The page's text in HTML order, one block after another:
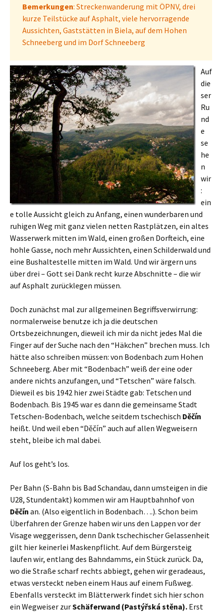
Bemerkungen: Streckenwanderung mit ÖPNV, drei
kurze Teilstücke auf Asphalt, viele hervorragende
Aussichten, Gaststätten in Biela, auf dem Hohen
Schneeberg und im Dorf Schneeberg
Auf
die
ser
Ru
nd
e
se
he
n
wir
:
ein
e tolle Aussicht gleich zu Anfang, einen wunderbaren und
ruhigen Weg mit ganz vielen netten Rastplätzen, ein altes
Wasserwerk mitten im Wald, einen großen Dorfteich, eine
hohle Gasse, noch mehr Aussichten, einen Schilderwald und
eine Bushaltestelle mitten im Wald. Und wir ärgern uns
über drei – Gott sei Dank recht kurze Abschnitte – die wir
auf Asphalt zurücklegen müssen.
Doch zunächst mal zur allgemeinen Begriffsverwirrung:
normalerweise benutze ich ja die deutschen
Ortsbezeichnungen, dieweil ich mir da nicht jedes Mal die
Finger auf der Suche nach den “Häkchen” brechen muss. Ich
hätte also schreiben müssen: von Bodenbach zum Hohen
Schneeberg. Aber mit “Bodenbach” weiß der eine oder
andere nichts anzufangen, und “Tetschen” wäre falsch.
Dieweil es bis 1942 hier zwei Städte gab: Tetschen und
Bodenbach. Bis 1945 war es dann die gemeinsame Stadt
Tetschen-Bodenbach, welche seitdem tschechisch Děčín
heißt. Und weil eben “Děčín” auch auf allen Wegweisern
steht, bleibe ich mal dabei.
Auf los geht’s los.
Per Bahn (S-Bahn bis Bad Schandau, dann umsteigen in die
U28, Stundentakt) kommen wir am Hauptbahnhof von
Děčín an. (Also eigentlich in Bodenbach….). Schon beim
Überfahren der Grenze haben wir uns den Lappen vor der
Visage weggerissen, denn Dank tschechischer Gelassenheit
gilt hier keinerlei Maskenpflicht. Auf dem Bürgersteig
laufen wir, entlang des Bahndamms, ein Stück zurück. Da,
wo die Straße scharf rechts abbiegt, gehen wir geradeaus,
etwas versteckt neben einem Haus auf einem Fußweg.
Ebenfalls versteckt im Blätterwerk findet sich hier schon
ein Wegweiser zurSchäferwand (Pastýřská stěna). Erst